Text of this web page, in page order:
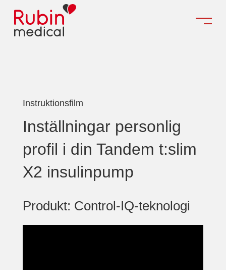
Instruktionsfilm
Inställningar personlig
profil i din Tandem t:slim
X2 insulinpump
Produkt: Control-IQ-teknologi